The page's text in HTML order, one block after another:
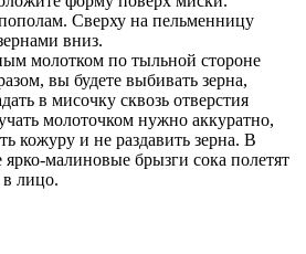
Сверху на пельменницу
вниз.
молотком по тыльной стороне
вы будете выбивать зерна,
в мисочку сквозь отверстия
молоточком нужно аккуратно,
кожуру и не раздавить зерна. В
малиновые брызги сока полетят
лицо.